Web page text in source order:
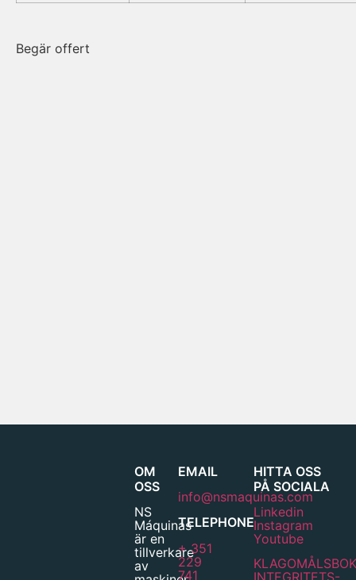
Begär offert
OM
OSS
NS
Máquinas
är en
tillverkare
av
EMAIL
info@nsmaquinas.com
TELEPHONE
+ 351
229
741
HITTA OSS
PÅ SOCIALA
Linkedin
Instagram
Youtube
KLAGOMÅLSBOK